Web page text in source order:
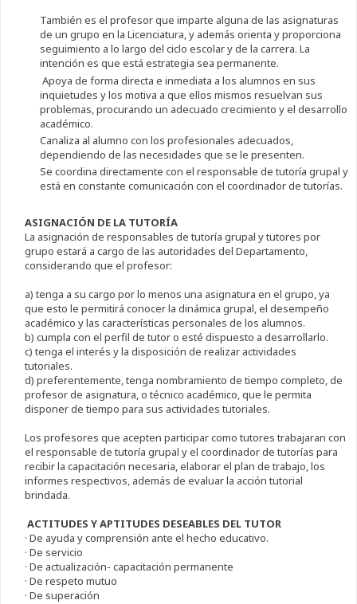
También es el profesor que imparte alguna de las asignaturas
de un grupo en la Licenciatura, y además orienta y proporciona
seguimiento a lo largo del ciclo escolar y de la carrera. La
intención es que está estrategia sea permanente.
Apoya de forma directa e inmediata a los alumnos en sus
inquietudes y los motiva a que ellos mismos resuelvan sus
problemas, procurando un adecuado crecimiento y el desarrollo
académico.
Canaliza al alumno con los profesionales adecuados,
dependiendo de las necesidades que se le presenten.
Se coordina directamente con el responsable de tutoría grupal y
está en constante comunicación con el coordinador de tutorías.
ASIGNACIÓN DE LA TUTORÍA
La asignación de responsables de tutoría grupal y tutores por
grupo estará a cargo de las autoridades del Departamento,
considerando que el profesor:
a) tenga a su cargo por lo menos una asignatura en el grupo, ya
que esto le permitirá conocer la dinámica grupal, el desempeño
académico y las características personales de los alumnos.
b) cumpla con el perfil de tutor o esté dispuesto a desarrollarlo.
c) tenga el interés y la disposición de realizar actividades
tutoriales.
d) preferentemente, tenga nombramiento de tiempo completo, de
profesor de asignatura, o técnico académico, que le permita
disponer de tiempo para sus actividades tutoriales.
Los profesores que acepten participar como tutores trabajaran con
el responsable de tutoría grupal y el coordinador de tutorías para
recibir la capacitación necesaria, elaborar el plan de trabajo, los
informes respectivos, además de evaluar la acción tutorial
brindada.
ACTITUDES Y APTITUDES DESEABLES DEL TUTOR
· De ayuda y comprensión ante el hecho educativo.
· De servicio
· De actualización- capacitación permanente
· De respeto mutuo
· De superación